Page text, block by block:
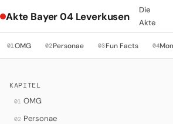
Akte Bayer 04 Leverkusen
Die
Akte
01OMG 02Personae 03Fun Facts 04
KAPITEL
01 OMG
02 Personae